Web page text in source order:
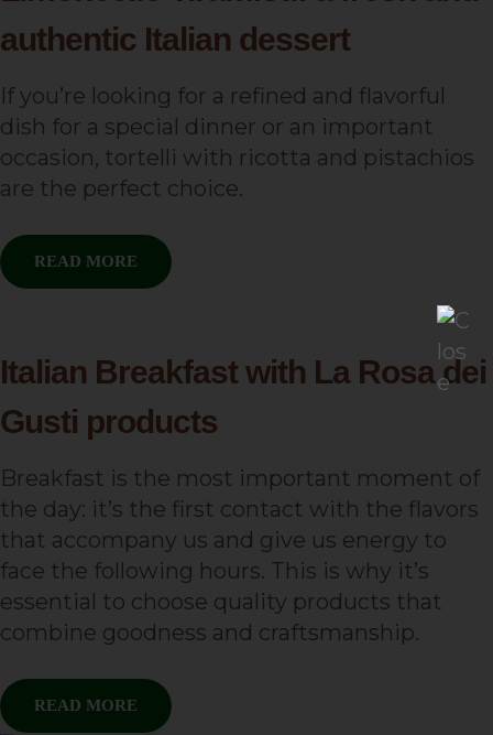
authentic Italian dessert
If you’re looking for a refined and flavorful
dish for a special dinner or an important
occasion, tortelli with ricotta and pistachios
are the perfect choice.
READ MORE
Italian Breakfast with La Rosa dei
Gusti products
Breakfast is the most important moment of
the day: it’s the first contact with the flavors
that accompany us and give us energy to
face the following hours. This is why it’s
essential to choose quality products that
combine goodness and craftsmanship.
READ MORE